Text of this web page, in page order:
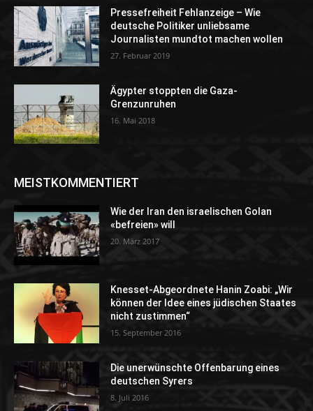
Pressefreiheit Fehlanzeige – Wie
deutsche Politiker unliebsame
Journalisten mundtot machen wollen
27. Februar 2019
Ägypter stoppten die Gaza-
Grenzunruhen
16. Mai 2018
MEISTKOMMENTIERT
Wie der Iran den israelischen Golan
«befreien» will
20. März 2017
Knesset-Abgeordnete Hanin Zoabi: „Wir
können der Idee eines jüdischen Staates
nicht zustimmen“
15. September 2016
Die unerwünschte Offenbarung eines
deutschen Syrers
8. Juli 2016